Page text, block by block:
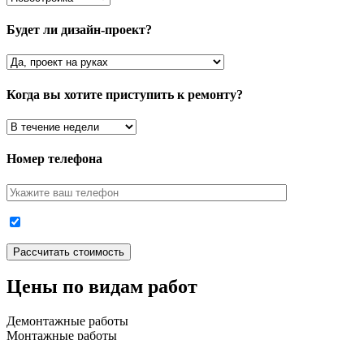
Будет ли дизайн-проект?
Когда вы хотите приступить к ремонту?
Номер телефона
Цены по видам работ
Демонтажные работы
Монтажные работы